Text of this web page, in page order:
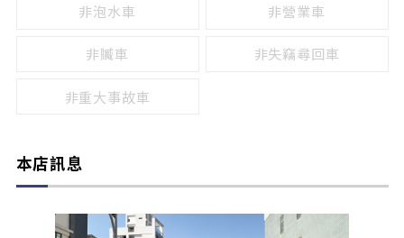
非泡水車 非營業車
非贓車 非失竊尋回車
非重大事故車
本店訊息